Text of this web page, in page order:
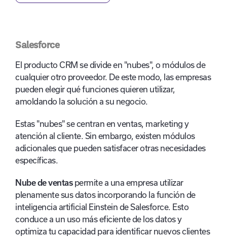
Salesforce
El producto CRM se divide en "nubes", o módulos de
cualquier otro proveedor. De este modo, las empresas
pueden elegir qué funciones quieren utilizar,
amoldando la solución a su negocio.
Estas "nubes" se centran en ventas, marketing y
atención al cliente. Sin embargo, existen módulos
adicionales que pueden satisfacer otras necesidades
específicas.
Nube de ventaspermite a una empresa utilizar
plenamente sus datos incorporando la función de
inteligencia artificial Einstein de Salesforce. Esto
conduce a un uso más eficiente de los datos y
optimiza tu capacidad para identificar nuevos clientes